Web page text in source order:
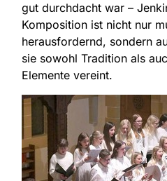
gut durchdacht war –
Komposition ist nicht nur
herausfordernd, sondern
sie sowohl Tradition als
Elemente vereint.